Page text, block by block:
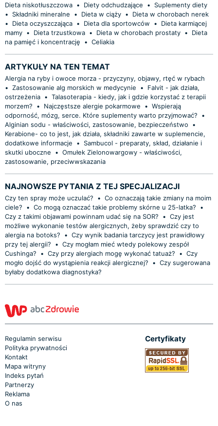
Dieta niskotłuszczowa • Diety odchudzające •
Suplementy diety
•
Składniki mineralne • Dieta w ciąży •
Dieta w chorobach nerek
•
Dieta oczyszczająca • Dieta dla sportowców •
Dieta karmiącej
mamy • Dieta trzustkowa • Dieta w chorobach prostaty •
Dieta
na pamięć i koncentrację
• Celiakia
ARTYKUŁY NA TEN TEMAT
Alergia na ryby i owoce morza - przyczyny, objawy, rtęć w rybach
• Zastosowanie alg morskich w medycynie •
Falvit - jak działa,
ostrzeżenia • Talasoterapia - kiedy, jak i gdzie korzystać z terapii
morzem?
• Najczęstsze alergie pokarmowe • Wspierają
odporność, mózg, serce. Które suplementy warto przyjmować?
•
Alginian sodu - właściwości, zastosowanie, bezpieczeństwo
•
Kerabione- co to jest, jak działa, składniki zawarte w suplemencie,
dodatkowe informacje
•
Sambucol - preparaty, skład, działanie i
skutki uboczne
• Omułek Zielonowargowy - właściwości,
zastosowanie, przeciwwskazania
NAJNOWSZE PYTANIA Z TEJ SPECJALIZACJI
Czy ten spray może uczulać? • Co oznaczają takie zmiany na moim
ciele?
• Co mogą oznaczać takie problemy skórne u 25-latka?
•
Czy z takimi objawami powinnam udać się na SOR?
• Czy jest
możliwe wykonanie testów alergicznych, żeby sprawdzić czy to
alergia na botoks?
• Czy wynik badania tarczycy jest prawidłowy
przy tej alergii?
• Czy mogłam mieć wtedy polekowy zespół
Cushinga?
• Czy przy alergiach mogę wykonać tatuaż? • Czy
mogło dojść do wystąpienia reakcji alergicznej?
• Czy sugerowana
byłaby dodatkowa diagnostyka?
Regulamin serwisu
Polityka prywatności
Kontakt
Mapa witryny
Indeks pytań
Partnerzy
Reklama
O nas
Certyfikaty